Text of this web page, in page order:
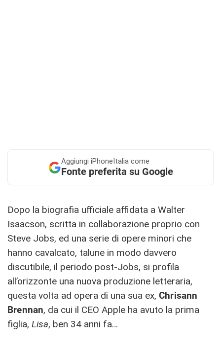
Aggiungi iPhoneItalia come
Fonte preferita su Google
Dopo la biografia ufficiale affidata a Walter
Isaacson, scritta in collaborazione proprio con
Steve Jobs, ed una serie di opere minori che
hanno cavalcato, talune in modo davvero
discutibile, il periodo post-Jobs, si profila
all’orizzonte una nuova produzione letteraria,
questa volta ad opera di una sua ex, Chrisann
Brennan, da cui il CEO Apple ha avuto la prima
figlia, Lisa, ben 34 anni fa…